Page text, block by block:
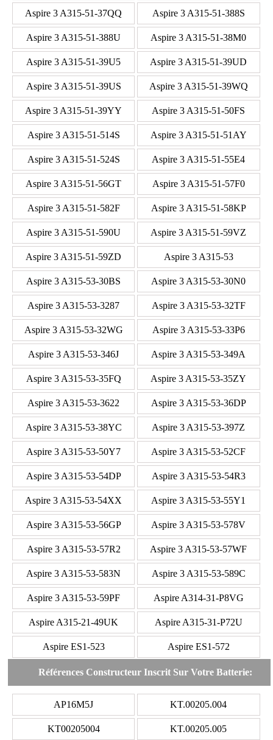
Aspire 3 A315-51-37QQ Aspire 3 A315-51-388S
Aspire 3 A315-51-388U Aspire 3 A315-51-38M0
Aspire 3 A315-51-39U5 Aspire 3 A315-51-39UD
Aspire 3 A315-51-39US Aspire 3 A315-51-39WQ
Aspire 3 A315-51-39YY Aspire 3 A315-51-50FS
Aspire 3 A315-51-514S Aspire 3 A315-51-51AY
Aspire 3 A315-51-524S Aspire 3 A315-51-55E4
Aspire 3 A315-51-56GT Aspire 3 A315-51-57F0
Aspire 3 A315-51-582F Aspire 3 A315-51-58KP
Aspire 3 A315-51-590U Aspire 3 A315-51-59VZ
Aspire 3 A315-51-59ZD Aspire 3 A315-53
Aspire 3 A315-53-30BS Aspire 3 A315-53-30N0
Aspire 3 A315-53-3287 Aspire 3 A315-53-32TF
Aspire 3 A315-53-32WG Aspire 3 A315-53-33P6
Aspire 3 A315-53-346J Aspire 3 A315-53-349A
Aspire 3 A315-53-35FQ Aspire 3 A315-53-35ZY
Aspire 3 A315-53-3622 Aspire 3 A315-53-36DP
Aspire 3 A315-53-38YC Aspire 3 A315-53-397Z
Aspire 3 A315-53-50Y7 Aspire 3 A315-53-52CF
Aspire 3 A315-53-54DP Aspire 3 A315-53-54R3
Aspire 3 A315-53-54XX Aspire 3 A315-53-55Y1
Aspire 3 A315-53-56GP Aspire 3 A315-53-578V
Aspire 3 A315-53-57R2 Aspire 3 A315-53-57WF
Aspire 3 A315-53-583N Aspire 3 A315-53-589C
Aspire 3 A315-53-59PF Aspire A314-31-P8VG
Aspire A315-21-49UK Aspire A315-31-P72U
Aspire ES1-523 Aspire ES1-572
Références Constructeur Inscrit Sur Votre Batterie:
AP16M5J KT.00205.004
KT00205004 KT.00205.005